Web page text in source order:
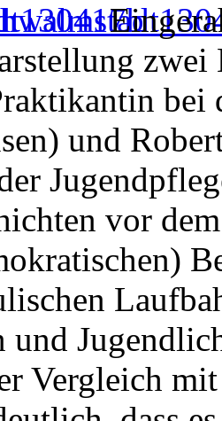
bei
und
vor
und
Vergleich